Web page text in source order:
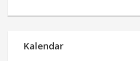
Kalendar